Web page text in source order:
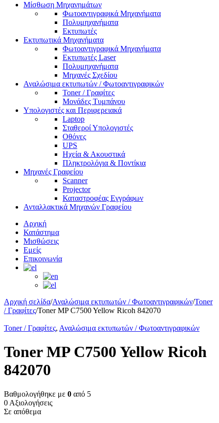
Μίσθωση Μηχανημάτων
Φωτοαντιγραφικά Μηχανήματα
Πολυμηχανήματα
Εκτυπωτές
Εκτυπωτικά Μηχανήματα
Φωτοαντιγραφικά Μηχανήματα
Εκτυπωτές Laser
Πολυμηχανήματα
Μηχανές Σχεδίου
Αναλώσιμα εκτυπωτών / Φωτοαντιγραφικών
Toner / Γραφίτες
Μονάδες Τυμπάνου
Υπολογιστές και Περιφερειακά
Laptop
Σταθεροί Υπολογιστές
Οθόνες
UPS
Ηχεία & Ακουστικά
Πληκτρολόγια & Ποντίκια
Μηχανές Γραφείου
Scanner
Projector
Καταστροφέας Εγγράφων
Ανταλλακτικά Μηχανών Γραφείου
Αρχική
Κατάστημα
Μισθώσεις
Εμείς
Επικοινωνία
Αρχική σελίδα/Αναλώσιμα εκτυπωτών / Φωτοαντιγραφικών/Toner
/ Γραφίτες/Toner MP C7500 Yellow Ricoh 842070
Toner / Γραφίτες, Αναλώσιμα εκτυπωτών / Φωτοαντιγραφικών
Toner MP C7500 Yellow Ricoh
842070
Βαθμολογήθηκε με 0 από 5
0 Αξιολογήσεις
Σε απόθεμα